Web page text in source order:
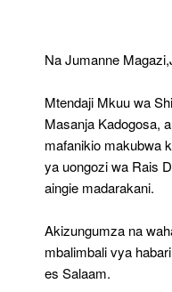
Na Jumanne
Mtendaji Mkuu wa
Masanja Kadogosa,
mafanikio makubwa
ya uongozi wa Rais
aingie madarakani.
Akizungumza na
mbalimbali vya
es Salaam.